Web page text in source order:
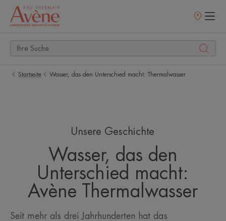
Startseite Wasser, das den Unterschied macht: Thermalwasser
Unsere Geschichte
Wasser, das den
Unterschied macht:
Avène Thermalwasser
Seit mehr als drei Jahrhunderten hat das